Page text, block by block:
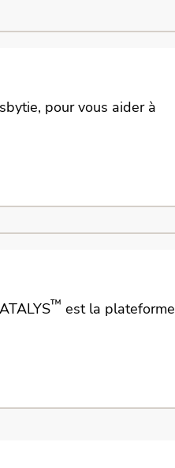
pour vous aider à
™ est la plateforme